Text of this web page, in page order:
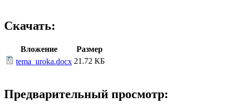
Скачать:
Вложение
Размер
tema_uroka.docx 21.72 КБ
Предварительный просмотр: